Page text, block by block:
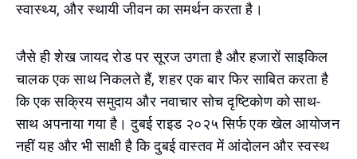
स्वास्थ्य, और स्थायी जीवन का समर्थन करता है।
जैसे ही शेख जायद रोड पर सूरज उगता है और हजारों साइकिल
चालक एक साथ निकलते हैं, शहर एक बार फिर साबित करता है
कि एक सक्रिय समुदाय और नवाचार सोच दृष्टिकोण को साथ-
साथ अपनाया गया है। दुबई राइड २०२५ सिर्फ एक खेल आयोजन
नहीं यह और भी साक्षी है कि दुबई वास्तव में आंदोलन और स्वस्थ